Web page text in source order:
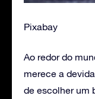
Pixabay
Ao redor do
merece a
de escolher um